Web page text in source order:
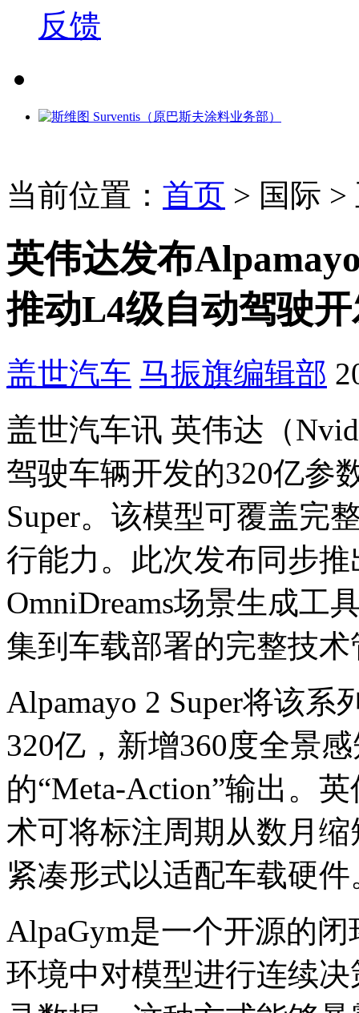
反馈
当前位置： 首页 > 国际 >
英伟达发布
推动L4级自动驾驶
盖世汽车 马振旗编辑部
盖世汽车讯 英伟达（
驾驶车辆开发的320亿参
Super。该模型可覆盖完
行能力。此次发布同步
OmniDreams场景生成工
集到车载部署的完整技术
Alpamayo 2 Super将该
320亿，新增360度全景
的“Meta-Action”输出。
术可将标注周期从数月
紧凑形式以适配车载硬件
AlpaGym是一个开源的
环境中对模型进行连续